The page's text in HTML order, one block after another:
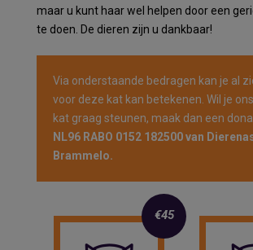
maar u kunt haar wel helpen door een
te doen. De dieren zijn u dankbaar!
Via onderstaande bedragen kan je al
voor deze kat kan betekenen. Wil je
kat graag steunen, maak dan een
NL96 RABO 0152 182500 van
Brammelo.
€45